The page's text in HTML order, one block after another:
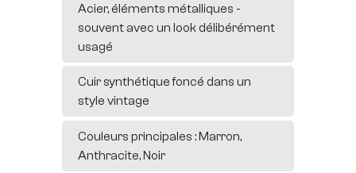
Acier, éléments métalliques -
souvent avec un look délibérément
usagé
Cuir synthétique foncé dans un
style vintage
Couleurs principales : Marron,
Anthracite, Noir